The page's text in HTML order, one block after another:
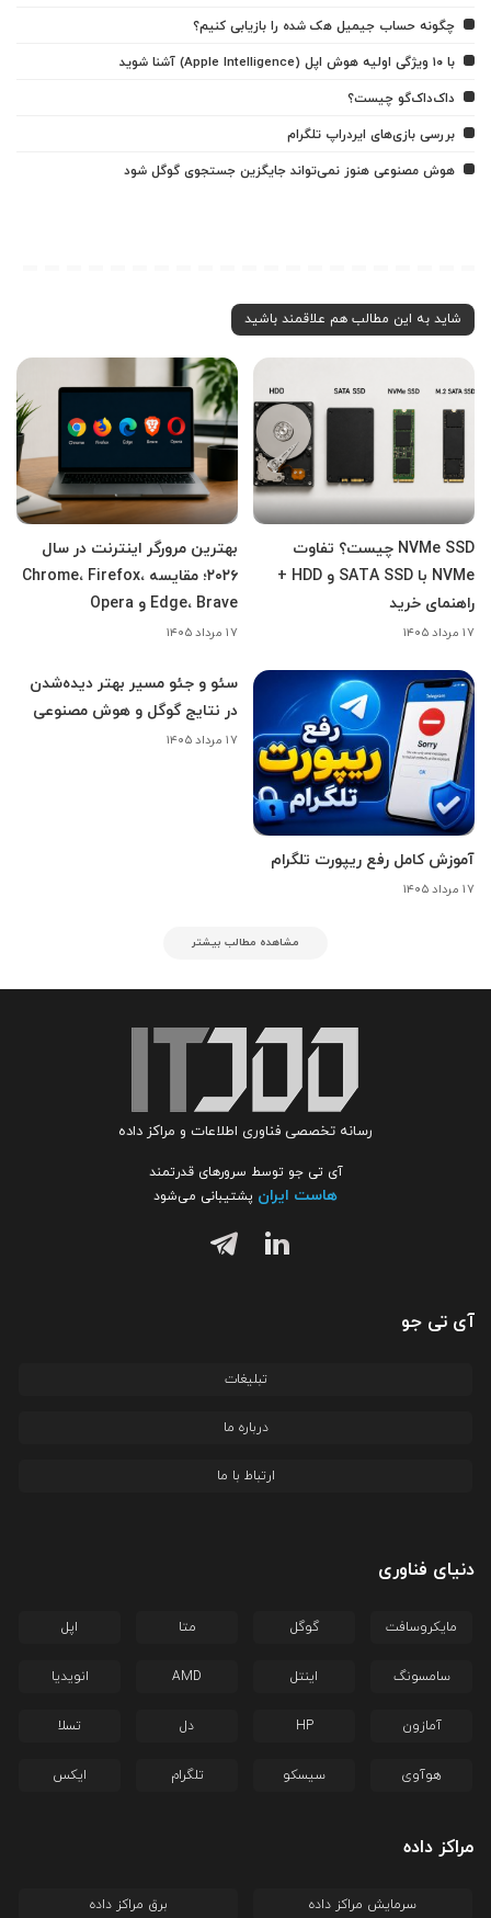
چگونه حساب جیمیل هک شده را بازیابی کنیم؟
با ۱۰ ویژگی اولیه هوش اپل (Apple Intelligence) آشنا شوید
داک‌داک‌گو چیست؟
بررسی بازی‌های ایردراپ تلگرام
هوش مصنوعی هنوز نمی‌تواند جایگزین جستجوی گوگل شود
شاید به این مطالب هم علاقمند باشید
NVMe SSD چیست؟ تفاوت
NVMe با SATA SSD و HDD +
راهنمای خرید
۱۷ مرداد ۱۴۰۵
بهترین مرورگر اینترنت در سال
۲۰۲۶؛ مقایسه Chrome، Firefox،
Edge، Brave و Opera
۱۷ مرداد ۱۴۰۵
آموزش کامل رفع ریپورت تلگرام
۱۷ مرداد ۱۴۰۵
سئو و جئو مسیر بهتر دیده‌شدن
در نتایج گوگل و هوش مصنوعی
۱۷ مرداد ۱۴۰۵
مشاهده مطالب بیشتر
رسانه تخصصی فناوری اطلاعات و مراکز داده
آی تی جو توسط سرورهای قدرتمند
هاست ایران پشتیبانی می‌شود
آی تی جو
تبلیغات
درباره ما
ارتباط با ما
دنیای فناوری
مایکروسافت گوگل متا اپل
سامسونگ اینتل AMD انویدیا
آمازون HP دل تسلا
هوآوی سیسکو تلگرام ایکس
مراکز داده
سرمایش مراکز داده برق مراکز داده